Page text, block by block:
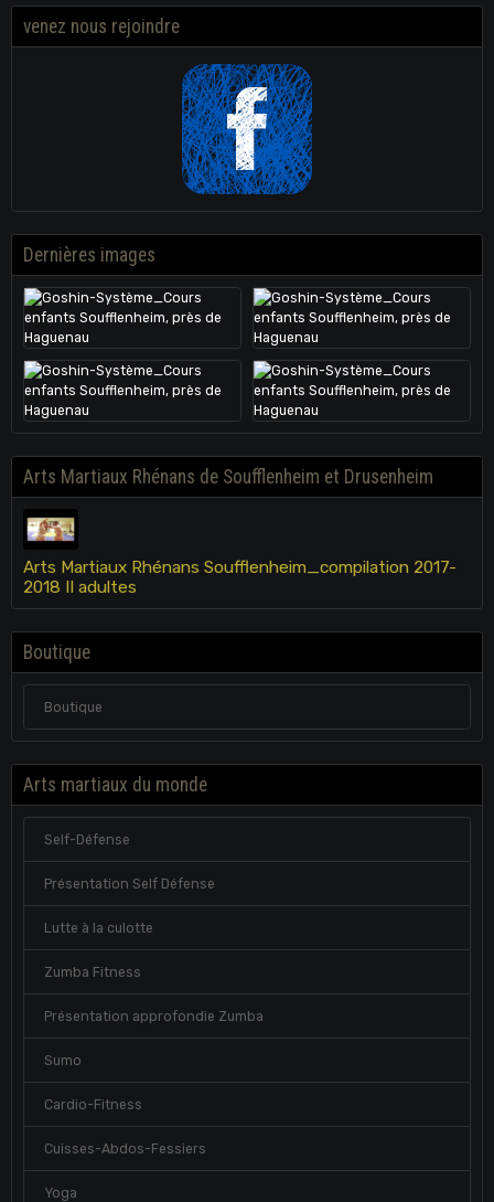
venez nous rejoindre
Dernières images
Arts Martiaux Rhénans de Soufflenheim et Drusenheim
Arts Martiaux Rhénans Soufflenheim_compilation 2017-
2018 II adultes
Boutique
Boutique
Arts martiaux du monde
Self-Défense
Présentation Self Défense
Lutte à la culotte
Zumba Fitness
Présentation approfondie Zumba
Sumo
Cardio-Fitness
Cuisses-Abdos-Fessiers
Yoga